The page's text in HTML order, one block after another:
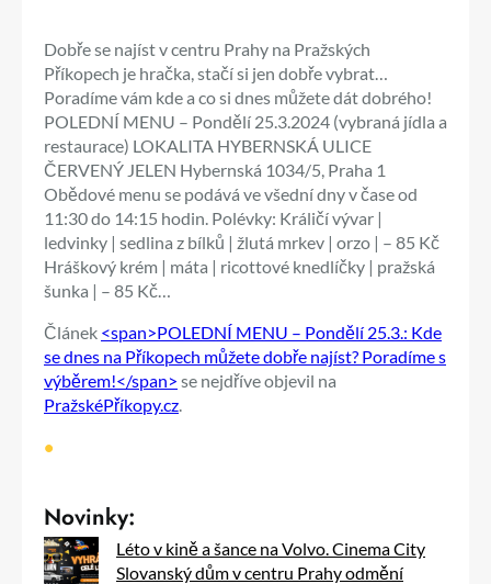
Dobře se najíst v centru Prahy na Pražských
Příkopech je hračka, stačí si jen dobře vybrat…
Poradíme vám kde a co si dnes můžete dát dobrého!
POLEDNÍ MENU – Pondělí 25.3.2024 (vybraná jídla a
restaurace) LOKALITA HYBERNSKÁ ULICE
ČERVENÝ JELEN Hybernská 1034/5, Praha 1
Obědové menu se podává ve všední dny v čase od
11:30 do 14:15 hodin. Polévky: Králičí vývar |
ledvinky | sedlina z bílků | žlutá mrkev | orzo | – 85 Kč
Hráškový krém | máta | ricottové knedlíčky | pražská
šunka | – 85 Kč…
Článek <span>POLEDNÍ MENU – Pondělí 25.3.: Kde
se dnes na Příkopech můžete dobře najíst? Poradíme s
výběrem!</span> se nejdříve objevil na
PražskéPříkopy.cz
•
Novinky:
Léto v kině a šance na Volvo. Cinema City
Slovanský dům v centru Prahy odmění